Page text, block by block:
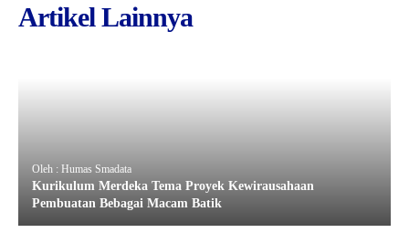
Artikel Lainnya
Oleh : Humas Smadata
Kurikulum Merdeka Tema Proyek Kewirausahaan
Pembuatan Bebagai Macam Batik